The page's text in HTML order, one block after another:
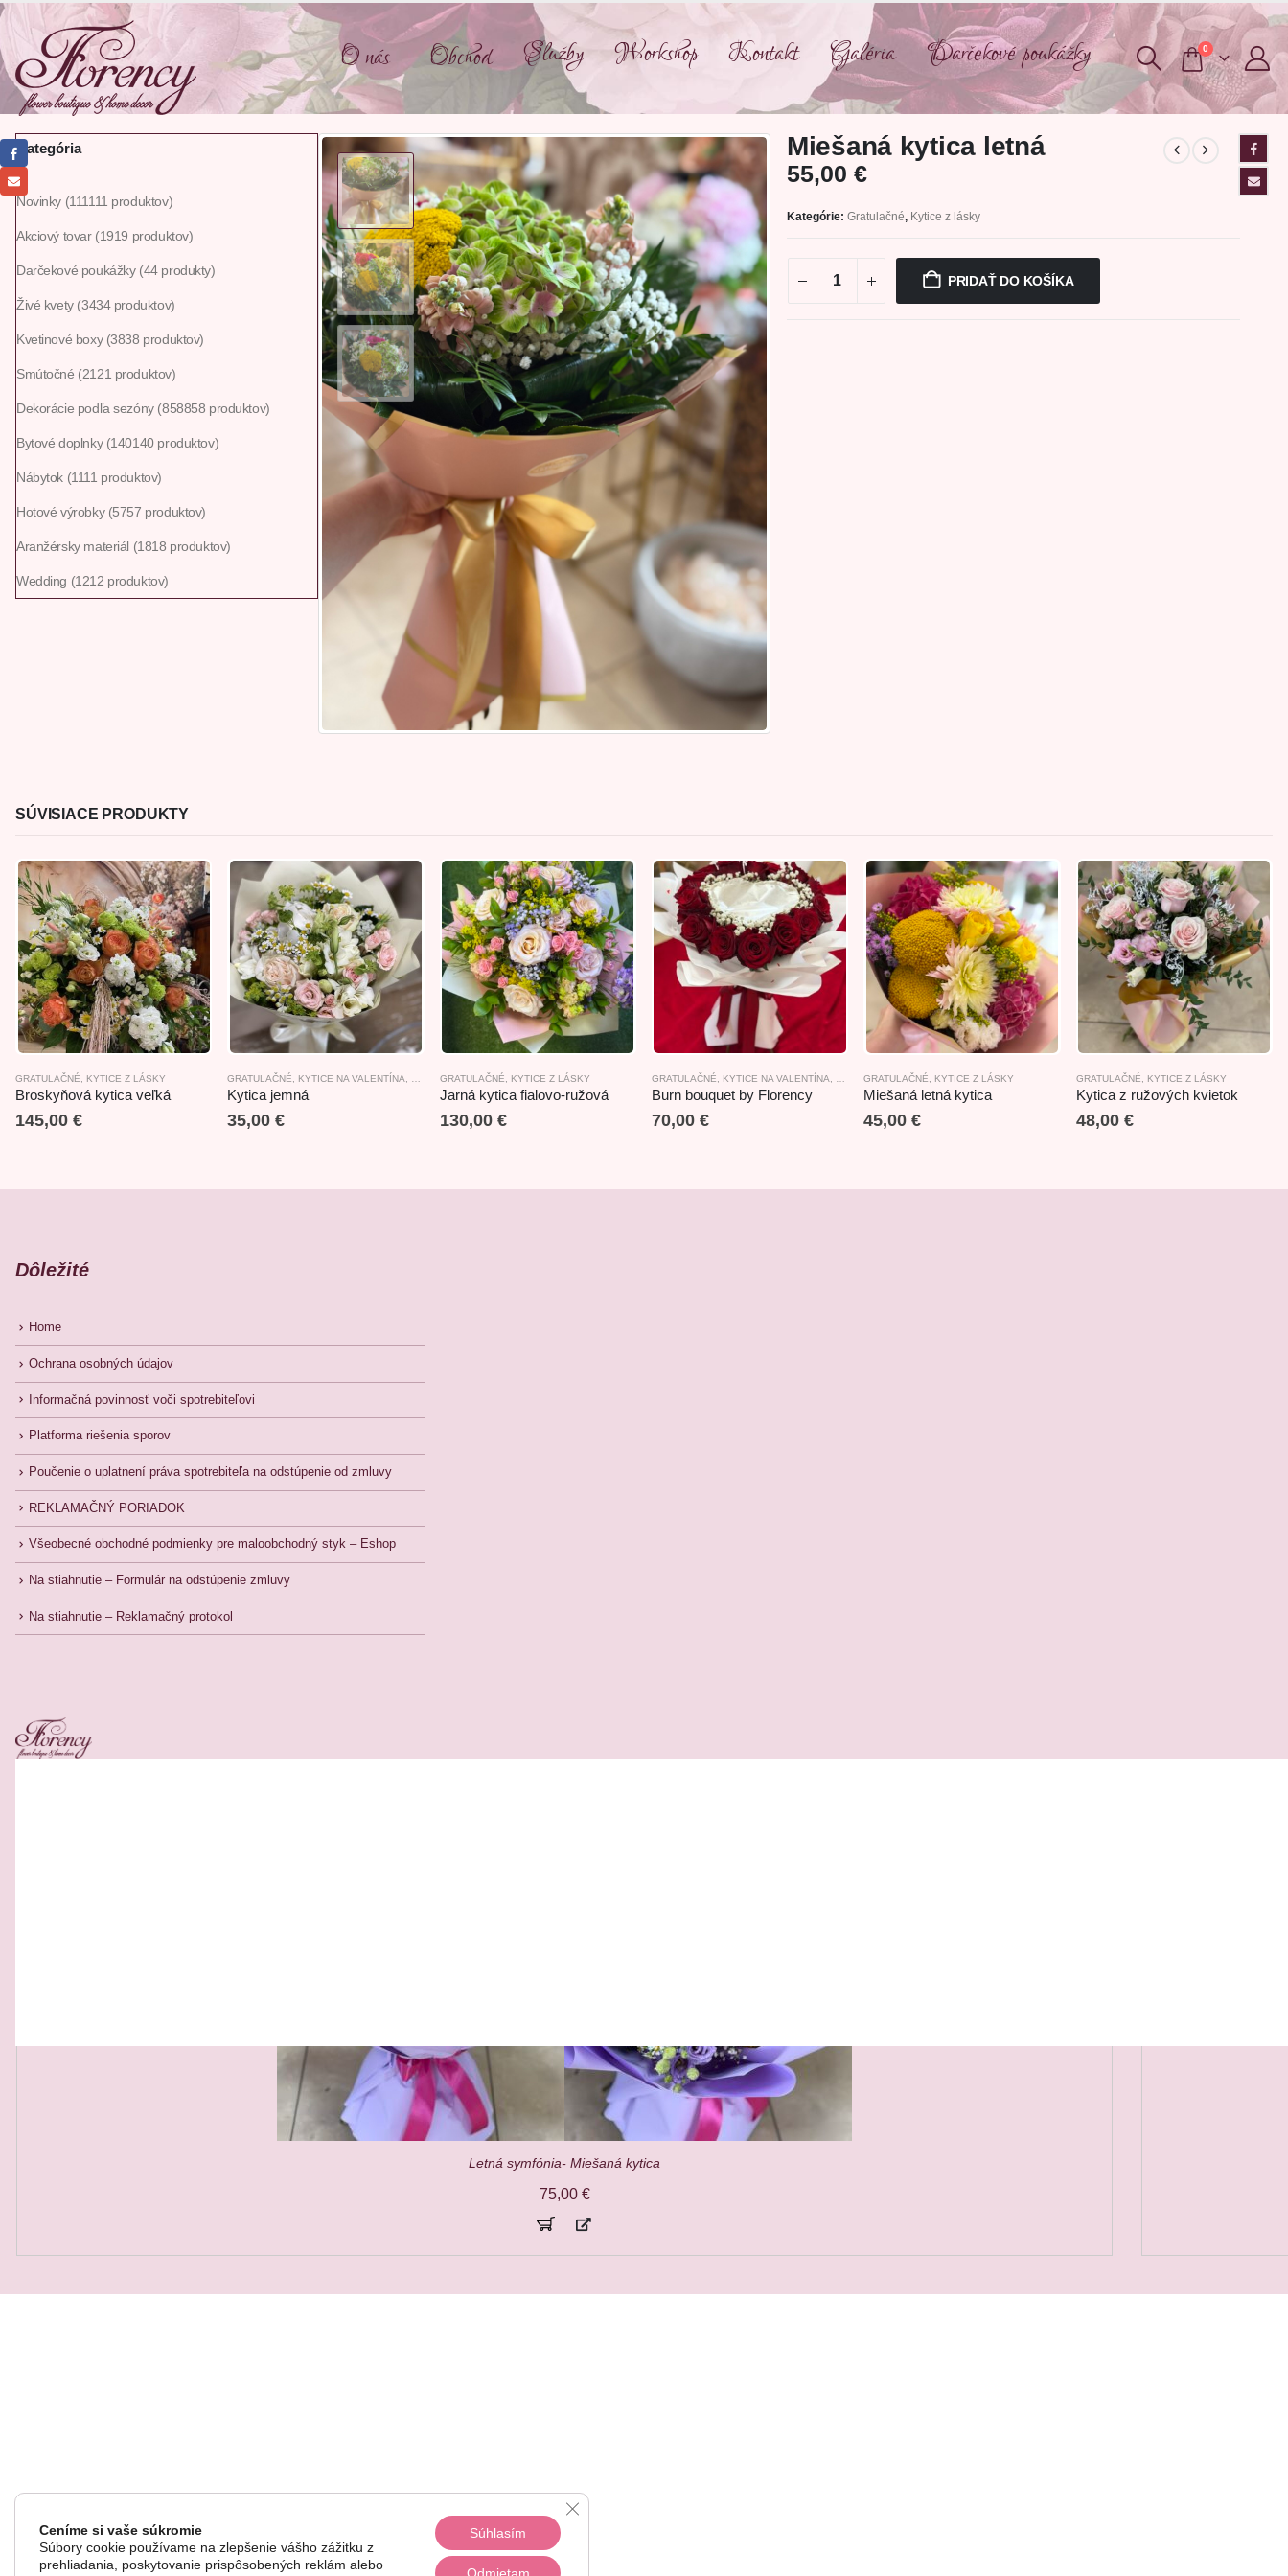
O nás Obchod Služby Workshop Kontakt Galéria Darčekové poukážky 0
Miešaná kytica letná
55,00 €
Kategórie: Gratulačné, Kytice z lásky
PRIDAŤ DO KOŠÍKA
Kategória
Novinky 111111 produktov
Akciový tovar 1919 produktov
Darčekové poukážky 44 produkty
Živé kvety 3434 produktov
Kvetinové boxy 3838 produktov
Smútočné 21 21 produktov
Dekorácie podľa sezóny 858858 produktov
Bytové doplnky 140140 produktov
Nábytok 1111 produktov
Hotové výrobky 5757 produktov
Aranžérsky materiál 1818 produktov
Wedding 1212 produktov
SÚVISIACE PRODUKTY
GRATULAČNÉ KYTICE Z LÁSKY
Broskyňová kytica veľká
145,00 €
GRATULAČNÉ KYTICE NA VALENTÍNA KYTICE Z LÁSKY,ROZLÚČKOVÉ
Kytica jemná
35,00€
GRATULAČNÉ KYTICE Z LÁSKY
Jarná kytica fialovo-ružová
130,00 €
GRATULAČNÉ KYTICE NA VALENTÍNA KYTICE Z LÁSKY,VALENTÍN
Burn bouquet by Florency
70,00 €
GRATULAČNÉ KYTICE Z LÁSKY
Miešaná letná kytica
45,00€
GRATULAČNÉ KYTICE Z LÁSKY
Kytica z ružových kvietok
48,00 €
Dôležité
Home
Ochrana osobných údajov
Informačná povinnosť voči spotrebiteľovi
Platforma riešenia sporov
Poučenie o uplatnení práva spotrebiteľa na odstúpenie od zmluvy
REKLAMAČNÝ PORIADOK
Všeobecné obchodné podmienky pre maloobchodný styk – Eshop
Na stiahnutie – Formulár na odstúpenie zmluvy
Na stiahnutie – Reklamačný protokol
Letná symfónia- Miešaná kytica
75,00 €
Ceníme si vaše súkromie
Súbory cookie používame na zlepšenie vášho zážitku z
prehliadania, poskytovanie prispôsobených reklám alebo
Súhlasím
Close GDPR Cookie Banner